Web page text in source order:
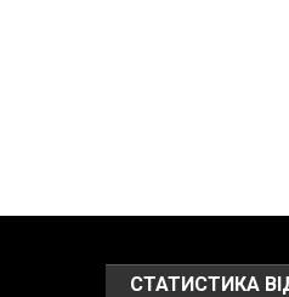
СТАТИСТИКА